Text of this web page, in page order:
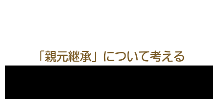
「親元継承」について考える